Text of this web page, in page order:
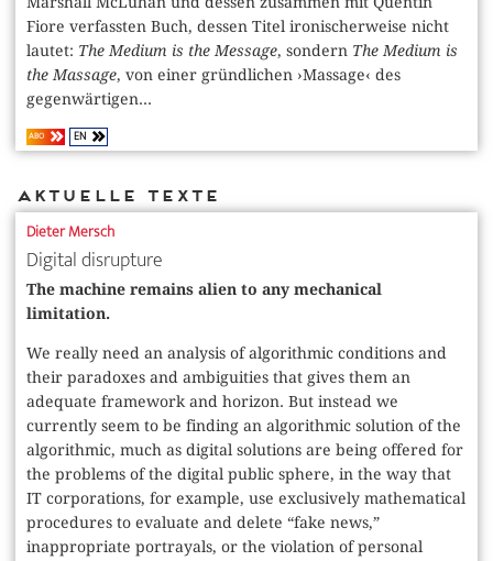
Fiore verfassten Buch, dessen Titel ironischerweise nicht
lautet: The Medium is the Message, sondern The Medium is
the Massage, von einer gründlichen ›Massage‹ des
gegenwärtigen...
ABO EN
Aktuelle Texte
Dieter Mersch
Digital disrupture
The machine remains alien to any mechanical
limitation.
We really need an analysis of algorithmic conditions and
their paradoxes and ambiguities that gives them an
adequate framework and horizon. But instead we
currently seem to be finding an algorithmic solution of the
algorithmic, much as digital solutions are being offered for
the problems of the digital public sphere, in the way that
IT corporations, for example, use exclusively mathematical
procedures to evaluate and delete “fake news,”
inappropriate portrayals, or the violation of personal